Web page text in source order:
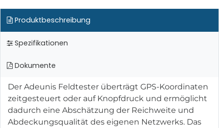
Produktbeschreibung
Spezifikationen
Dokumente
Der Adeunis Feldtester überträgt GPS-Koordinaten
zeitgesteuert oder auf Knopfdruck und ermöglicht
dadurch eine Abschätzung der Reichweite und
Abdeckungsqualität des eigenen Netzwerks. Das